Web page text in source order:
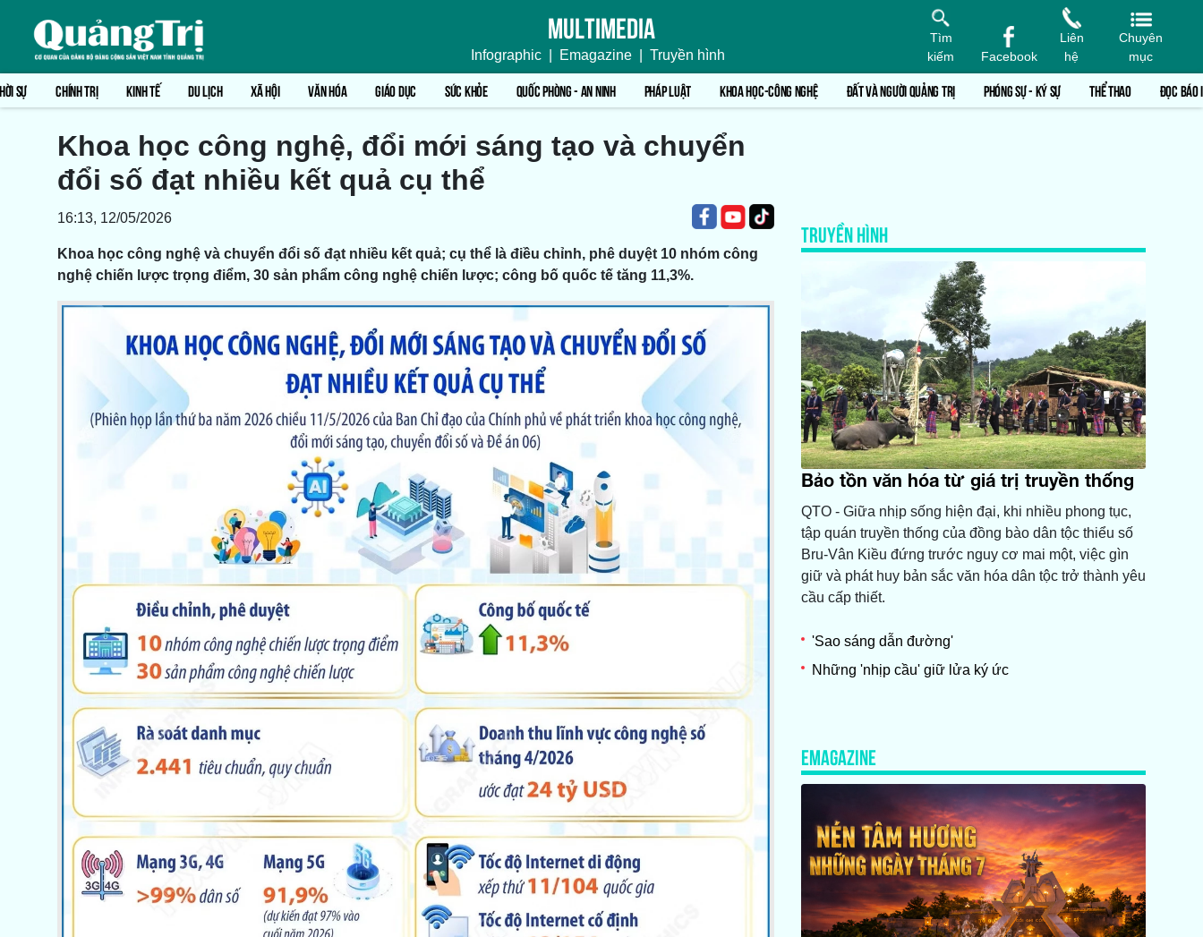
Multimedia
Infographic Emagazine Truyền hình
Tìm
kiếm
Facebook
Liên
hệ
Chuyên
mục
SỰ CHÍNH TRỊ KINH TẾ DU LỊCH XÃ HỘI VĂN HÓA GIÁO DỤC SỨC KHỎE QUỐC PHÒNG - AN NINH PHÁP LUẬT KHOA HỌC-CÔNG NGHỆ ĐẤT VÀ NGƯỜI QUẢNG TRỊ PHÓNG SỰ - KÝ SỰ THỂ THAO ĐỌC BÁO
Khoa học công nghệ, đổi mới sáng tạo và chuyển
đổi số đạt nhiều kết quả cụ thể
16:13, 12/05/2026
Khoa học công nghệ và chuyển đổi số đạt nhiều kết quả; cụ thể là điều chỉnh, phê duyệt 10 nhóm công
nghệ chiến lược trọng điểm, 30 sản phẩm công nghệ chiến lược; công bố quốc tế tăng 11,3%.
TRUYỀN HÌNH
Bảo tồn văn hóa từ giá trị truyền thống
QTO - Giữa nhịp sống hiện đại, khi nhiều phong tục,
tập quán truyền thống của đồng bào dân tộc thiểu số
Bru-Vân Kiều đứng trước nguy cơ mai một, việc gìn
giữ và phát huy bản sắc văn hóa dân tộc trở thành yêu
cầu cấp thiết.
'Sao sáng dẫn đường'
Những 'nhịp cầu' giữ lửa ký ức
EMAGAZINE